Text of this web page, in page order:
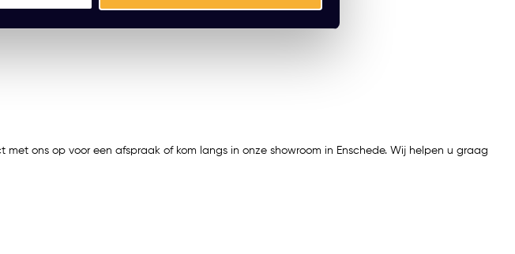
ons op voor een afspraak of kom langs in onze showroom in Enschede. Wij helpen u graag